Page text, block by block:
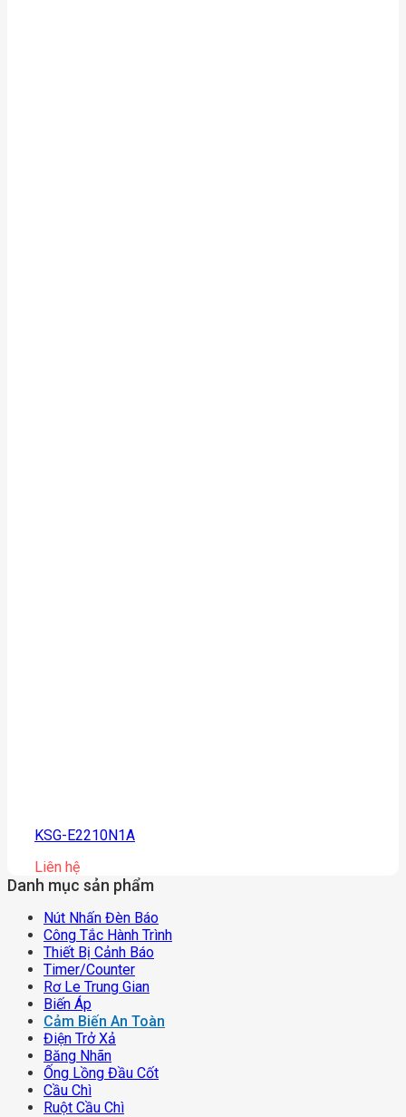
KSG-E2210N1A
Liên hệ
Danh mục sản phẩm
Nút Nhấn Đèn Báo
Công Tắc Hành Trình
Thiết Bị Cảnh Báo
Timer/counter
Rơ Le Trung Gian
Biến Áp
Cảm Biến An Toàn
Điện Trở Xả
Băng Nhãn
Ống Lồng Đầu Cốt
Cầu Chì
Ruột Cầu Chì